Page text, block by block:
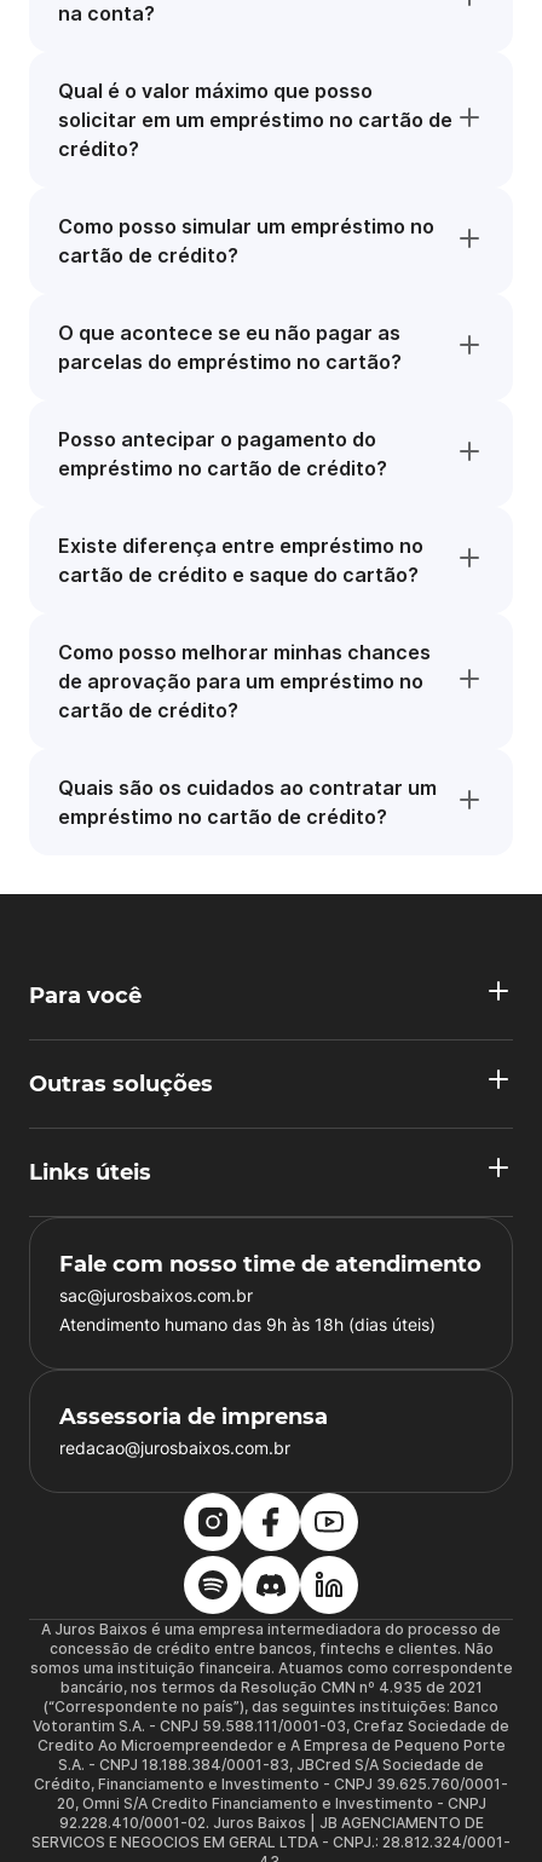
na conta?
Qual é o valor máximo que posso
solicitar em um empréstimo no cartão de
crédito?
Como posso simular um empréstimo no
cartão de crédito?
O que acontece se eu não pagar as
parcelas do empréstimo no cartão?
Posso antecipar o pagamento do
empréstimo no cartão de crédito?
Existe diferença entre empréstimo no
cartão de crédito e saque do cartão?
Como posso melhorar minhas chances
de aprovação para um empréstimo no
cartão de crédito?
Quais são os cuidados ao contratar um
empréstimo no cartão de crédito?
Para você
Outras soluções
Links úteis
Fale com nosso time de atendimento
sac@jurosbaixos.com.br
Atendimento humano das 9h às 18h (dias úteis)
Assessoria de imprensa
redacao@jurosbaixos.com.br
A Juros Baixos é uma empresa intermediadora do processo de
concessão de crédito entre bancos, fintechs e clientes. Não
somos uma instituição financeira. Atuamos como correspondente
bancário, nos termos da Resolução CMN nº 4.935 de 2021
(“Correspondente no país”), das seguintes instituições: Banco
Votorantim S.A. - CNPJ 59.588.111/0001-03, Crefaz Sociedade de
Credito Ao Microempreendedor e A Empresa de Pequeno Porte
S.A. - CNPJ 18.188.384/0001-83, JBCred S/A Sociedade de
Crédito, Financiamento e Investimento - CNPJ 39.625.760/0001-
20, Omni S/A Credito Financiamento e Investimento - CNPJ
92.228.410/0001-02. Juros Baixos | JB AGENCIAMENTO DE
SERVICOS E NEGOCIOS EM GERAL LTDA - CNPJ.: 28.812.324/0001-